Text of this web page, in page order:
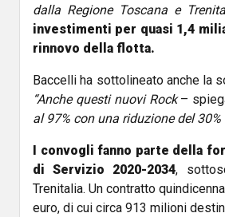
dalla Regione Toscana e
investimenti per quasi 1,4
rinnovo della flotta.
Baccelli ha sottolineato anche la
“Anche questi nuovi Rock–
al 97% con una riduzione del
I convogli fanno parte della
di Servizio 2020-2034,
Trenitalia. Un contratto
euro, di cui circa 913 milioni